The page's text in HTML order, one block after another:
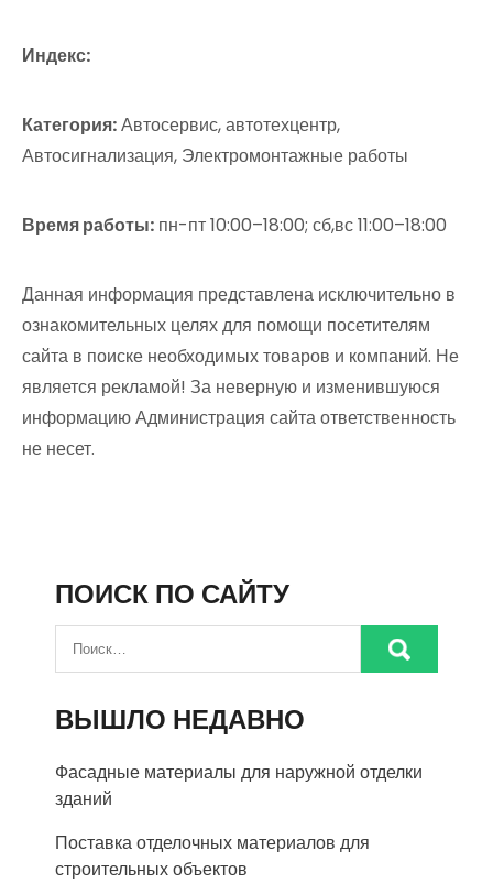
Индекс:
Категория:Автосервис, автотехцентр,
Автосигнализация, Электромонтажные работы
Время работы: пн-пт 10:00–18:00; сб,вс 11:00–18:00
Данная информация представлена исключительно в
ознакомительных целях для помощи посетителям
сайта в поиске необходимых товаров и компаний. Не
является рекламой! За неверную и изменившуюся
информацию Администрация сайта ответственность
не несет.
ПОИСК ПО САЙТУ
ВЫШЛО НЕДАВНО
Фасадные материалы для наружной отделки
зданий
Поставка отделочных материалов для
строительных объектов